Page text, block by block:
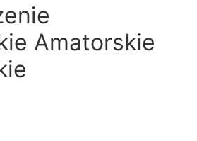
Amatorskie